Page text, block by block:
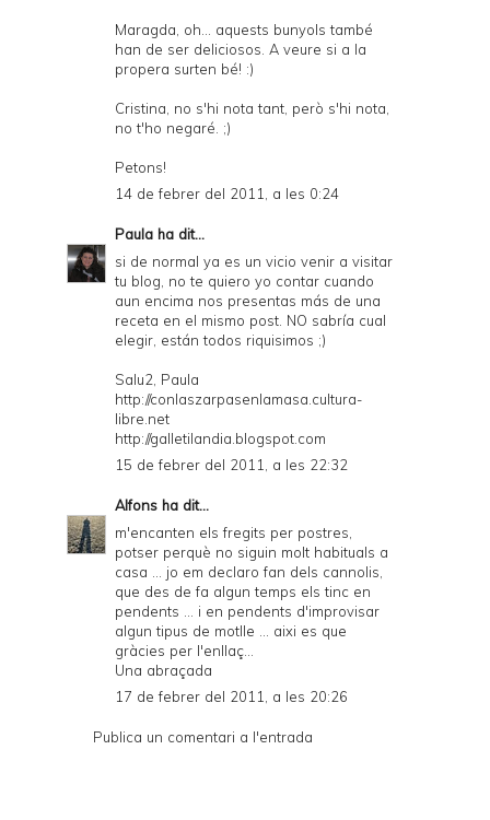
Maragda, oh... aquests bunyols també
han de ser deliciosos. A veure si a la
propera surten bé! :)
Cristina, no s'hi nota tant, però s'hi nota,
no t'ho negaré. ;)
Petons!
14 de febrer del 2011, a les 0:24
Paula ha dit...
si de normal ya es un vicio venir a visitar
tu blog, no te quiero yo contar cuando
aun encima nos presentas más de una
receta en el mismo post. NO sabría cual
elegir, están todos riquisimos ;)
Salu2, Paula
http://conlaszarpasenlamasa.cultura-
libre.net
http://galletilandia.blogspot.com
15 de febrer del 2011, a les 22:32
Alfons ha dit...
m'encanten els fregits per postres,
potser perquè no siguin molt habituals a
casa ... jo em declaro fan dels cannolis,
que des de fa algun temps els tinc en
pendents ... i en pendents d'improvisar
algun tipus de motlle ... aixi es que
gràcies per l'enllaç...
Una abraçada
17 de febrer del 2011, a les 20:26
Publica un comentari a l'entrada